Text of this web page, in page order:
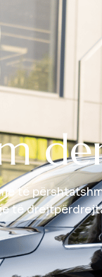
de
të
të